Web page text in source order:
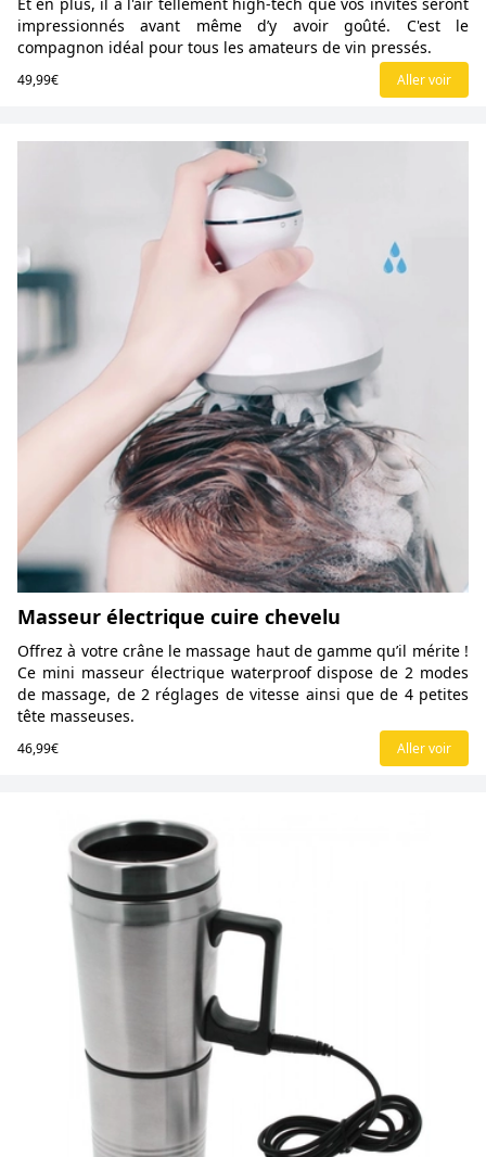
impressionnés avant même d’y avoir goûté. C'est le
compagnon idéal pour tous les amateurs de vin pressés.
49,99€ Aller voir
Masseur électrique cuire chevelu
Offrez à votre crâne le massage haut de gamme qu’il mérite !
Ce mini masseur électrique waterproof dispose de 2 modes
de massage, de 2 réglages de vitesse ainsi que de 4 petites
tête masseuses.
46,99€ Aller voir